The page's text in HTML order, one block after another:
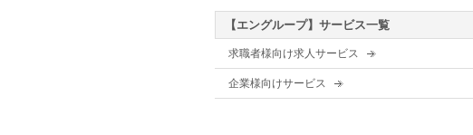
【エングループ】サービス一覧
求職者様向け求人サービス
企業様向けサービス